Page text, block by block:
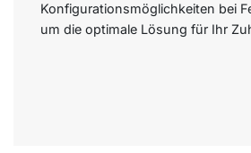
Konfigurationsmöglichkeiten bei
um die optimale Lösung für Ihr